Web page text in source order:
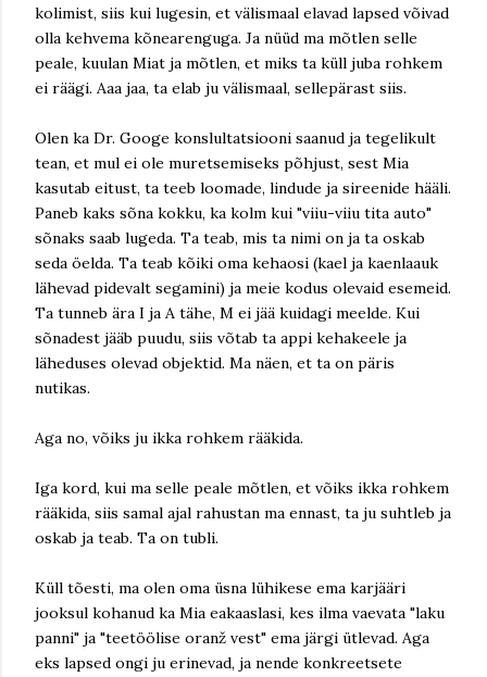
kolimist, siis kui lugesin, et välismaal elavad lapsed võivad
olla kehvema kõnearenguga. Ja nüüd ma mõtlen selle
peale, kuulan Miat ja mõtlen, et miks ta küll juba rohkem
ei räägi. Aaa jaa, ta elab ju välismaal, sellepärast siis.
Olen ka Dr. Googe konslultatsiooni saanud ja tegelikult
tean, et mul ei ole muretsemiseks põhjust, sest Mia
kasutab eitust, ta teeb loomade, lindude ja sireenide hääli.
Paneb kaks sõna kokku, ka kolm kui "viiu-viiu tita auto"
sõnaks saab lugeda. Ta teab, mis ta nimi on ja ta oskab
seda öelda. Ta teab kõiki oma kehaosi (kael ja kaenlaauk
lähevad pidevalt segamini) ja meie kodus olevaid esemeid.
Ta tunneb ära I ja A tähe, M ei jää kuidagi meelde. Kui
sõnadest jääb puudu, siis võtab ta appi kehakeele ja
läheduses olevad objektid. Ma näen, et ta on päris
nutikas.
Aga no, võiks ju ikka rohkem rääkida.
Iga kord, kui ma selle peale mõtlen, et võiks ikka rohkem
rääkida, siis samal ajal rahustan ma ennast, ta ju suhtleb ja
oskab ja teab. Ta on tubli.
Küll tõesti, ma olen oma üsna lühikese ema karjääri
jooksul kohanud ka Mia eakaaslasi, kes ilma vaevata "laku
panni" ja "teetöölise oranž vest" ema järgi ütlevad. Aga
eks lapsed ongi ju erinevad, ja nende konkreetsete